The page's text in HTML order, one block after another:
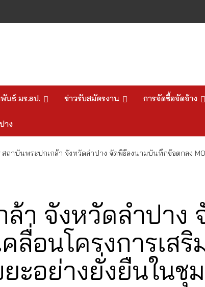
นธ์ มร.ลป. ข่าวรับสมัครงาน การจัดซื้อจัดจ้าง
าง
สถาบันพระปกเกล้า จังหวัดลำปาง จัดพิธีลงนามบันทึกข้อตกลง
ล้า จังหวัดลำปา
ลื่อนโครงการเส
ะอย่างยั่งยืนในชุ